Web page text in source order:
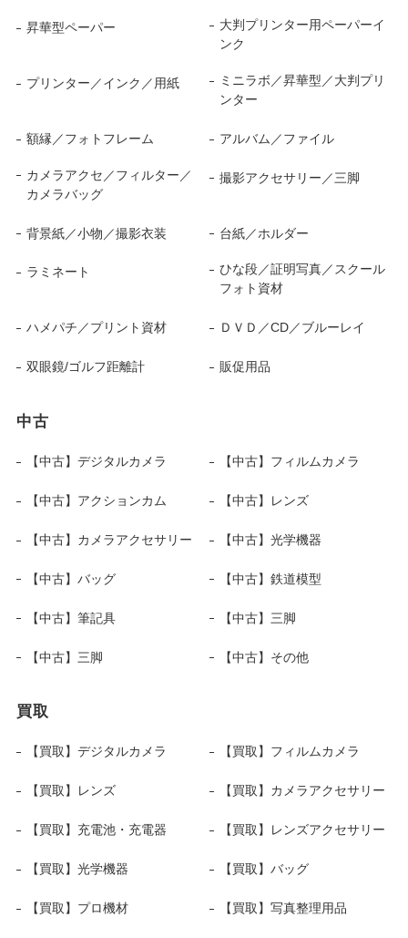
昇華型ペーパー
大判プリンター用ペーパーイ
ンク
プリンター／インク／用紙
ミニラボ／昇華型／大判プリ
ンター
額縁／フォトフレーム アルバム／ファイル
カメラアクセ／フィルター／
カメラバッグ
撮影アクセサリー／三脚
背景紙／小物／撮影衣装 台紙／ホルダー
ラミネート
ひな段／証明写真／スクール
フォト資材
ハメパチ／プリント資材 ＤＶＤ／CD／ブルーレイ
双眼鏡/ゴルフ距離計 販促用品
中古
【中古】デジタルカメラ 【中古】フィルムカメラ
【中古】アクションカム 【中古】レンズ
【中古】カメラアクセサリー 【中古】光学機器
【中古】バッグ 【中古】鉄道模型
【中古】筆記具 【中古】三脚
【中古】三脚 【中古】その他
買取
【買取】デジタルカメラ 【買取】フィルムカメラ
【買取】レンズ 【買取】カメラアクセサリー
【買取】充電池・充電器 【買取】レンズアクセサリー
【買取】光学機器 【買取】バッグ
【買取】プロ機材 【買取】写真整理用品